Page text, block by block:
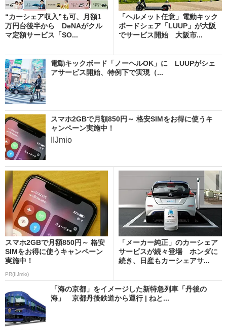
“カーシェア収入”も可、月額1
万円台後半から DeNAがクル
マ定額サービス「SO...
「ヘルメット任意」電動キック
ボードシェア「LUUP」が大阪
でサービス開始 大阪市...
電動キックボード「ノーヘルOK」に LUUPがシェ
アサービス開始、特例下で実現（...
スマホ2GBで月額850円～ 格安SIMをお得に使うキ
ャンペーン実施中！
IIJmio
スマホ2GBで月額850円～ 格安
SIMをお得に使うキャンペーン
実施中！
PR(IIJmio)
「メーカー純正」のカーシェア
サービスが続々登場 ホンダに
続き、日産もカーシェアサ...
「海の京都」をイメージした新特急列車「丹後の
海」 京都丹後鉄道から運行 | ねと...